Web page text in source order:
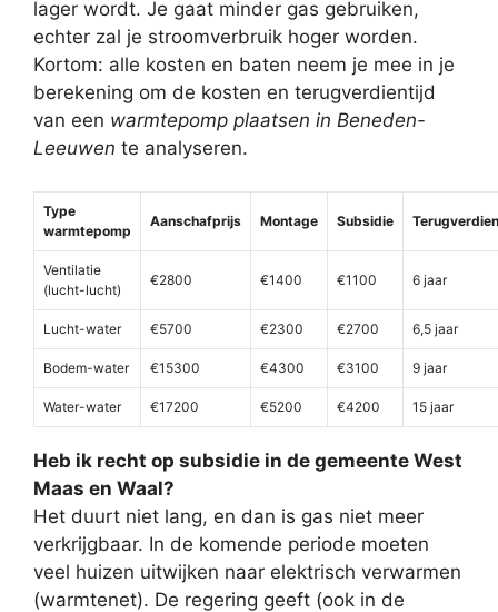
lager wordt. Je gaat minder gas gebruiken,
echter zal je stroomverbruik hoger worden.
Kortom: alle kosten en baten neem je mee in je
berekening om de kosten en terugverdientijd
van een warmtepomp plaatsen in Beneden-
Leeuwen te analyseren.
Type
warmtepomp
Aanschafprijs Montage Subsidie
Ventilatie
(lucht-lucht)
€2800 €1400 €1100 6 jaar
Lucht-water €5700 €2300 €2700 6,5 jaar
Bodem-water €15300 €4300 €3100 9 jaar
Water-water €17200 €5200 €4200 15 jaar
Heb ik recht op subsidie in de gemeente West
Maas en Waal?
Het duurt niet lang, en dan is gas niet meer
verkrijgbaar. In de komende periode moeten
veel huizen uitwijken naar elektrisch verwarmen
(warmtenet). De regering geeft (ook in de